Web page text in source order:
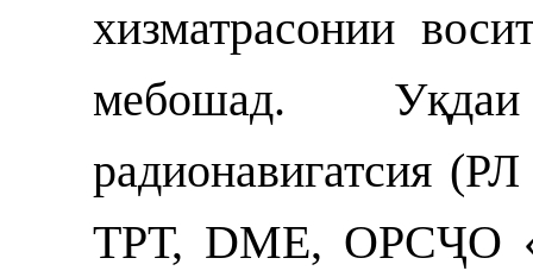
хизматрасонии
мебошад.
радионавигатсия
ТРТ, DME, ОРСҶО